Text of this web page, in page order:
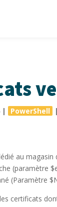
| PowerShell |
au
(paramètre
(Paramètre
certificats